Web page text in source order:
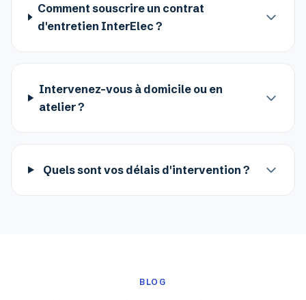
Comment souscrire un contrat
d'entretien InterElec ?
Intervenez-vous à domicile ou en
atelier ?
Quels sont vos délais d'intervention ?
BLOG